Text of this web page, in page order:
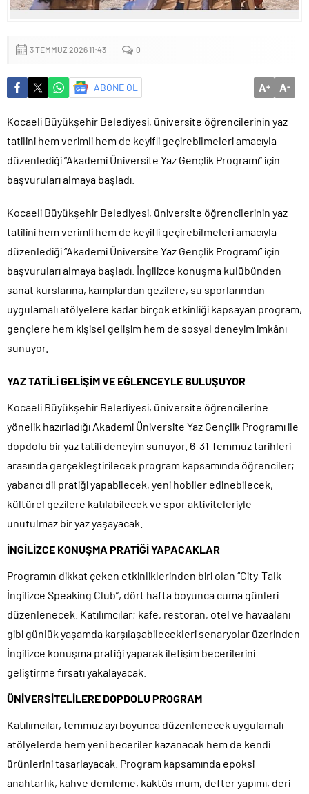
Sığacık’tan güçlü mesaj: “Deniz bizim, Sığacık hepimizin”
3 TEMMUZ 2026 11:43 0
ABONE OL A+ A-
Kocaeli Büyükşehir Belediyesi, üniversite öğrencilerinin yaz
tatilini hem verimli hem de keyifli geçirebilmeleri amacıyla
düzenlediği “Akademi Üniversite Yaz Gençlik Programı” için
başvuruları almaya başladı.
Kocaeli Büyükşehir Belediyesi, üniversite öğrencilerinin yaz
tatilini hem verimli hem de keyifli geçirebilmeleri amacıyla
düzenlediği “Akademi Üniversite Yaz Gençlik Programı” için
başvuruları almaya başladı. İngilizce konuşma kulübünden
sanat kurslarına, kamplardan gezilere, su sporlarından
uygulamalı atölyelere kadar birçok etkinliği kapsayan program,
gençlere hem kişisel gelişim hem de sosyal deneyim imkânı
sunuyor.
YAZ TATİLİ GELİŞİM VE EĞLENCEYLE BULUŞUYOR
Kocaeli Büyükşehir Belediyesi, üniversite öğrencilerine
yönelik hazırladığı Akademi Üniversite Yaz Gençlik Programı ile
dopdolu bir yaz tatili deneyim sunuyor. 6-31 Temmuz tarihleri
arasında gerçekleştirilecek program kapsamında öğrenciler;
yabancı dil pratiği yapabilecek, yeni hobiler edinebilecek,
kültürel gezilere katılabilecek ve spor aktiviteleriyle
unutulmaz bir yaz yaşayacak.
İNGİLİZCE KONUŞMA PRATİĞİ YAPACAKLAR
Programın dikkat çeken etkinliklerinden biri olan “City-Talk
İngilizce Speaking Club”, dört hafta boyunca cuma günleri
düzenlenecek. Katılımcılar; kafe, restoran, otel ve havaalanı
gibi günlük yaşamda karşılaşabilecekleri senaryolar üzerinden
İngilizce konuşma pratiği yaparak iletişim becerilerini
geliştirme fırsatı yakalayacak.
ÜNİVERSİTELİLERE DOPDOLU PROGRAM
Katılımcılar, temmuz ayı boyunca düzenlenecek uygulamalı
atölyelerde hem yeni beceriler kazanacak hem de kendi
ürünlerini tasarlayacak. Program kapsamında epoksi
anahtarlık, kahve demleme, kaktüs mum, defter yapımı, deri